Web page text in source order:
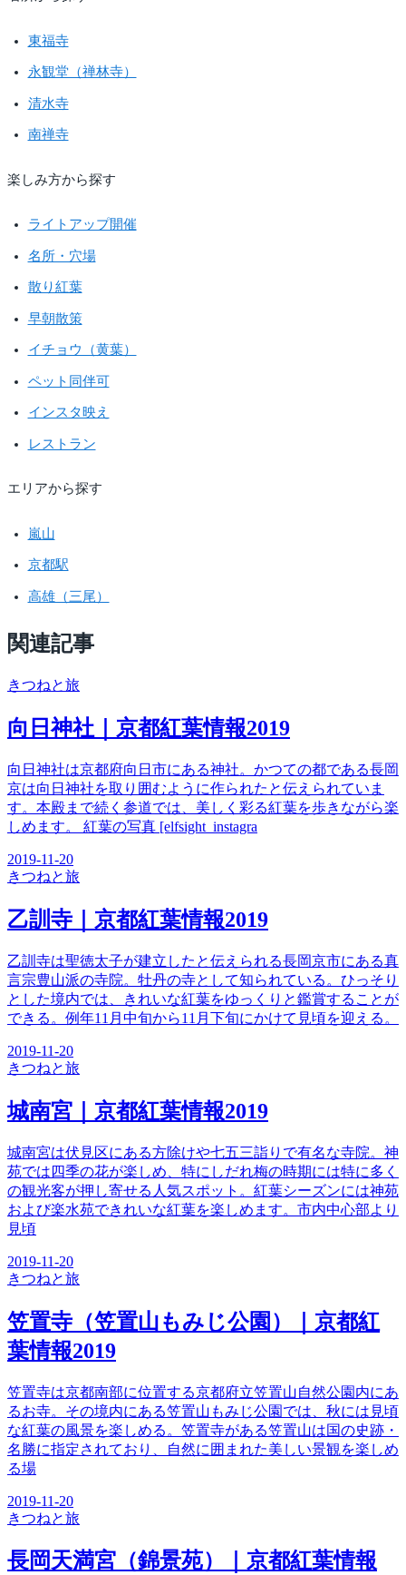
東福寺
永観堂（禅林寺）
清水寺
南禅寺
楽しみ方から探す
ライトアップ開催
名所・穴場
散り紅葉
早朝散策
イチョウ（黄葉）
ペット同伴可
インスタ映え
レストラン
エリアから探す
嵐山
京都駅
高雄（三尾）
関連記事
きつねと旅
向日神社｜京都紅葉情報2019
向日神社は京都府向日市にある神社。かつての都である長岡
京は向日神社を取り囲むように作られたと伝えられていま
す。本殿まで続く参道では、美しく彩る紅葉を歩きながら楽
しめます。 紅葉の写真 [elfsight_instagra
2019-11-20
きつねと旅
乙訓寺｜京都紅葉情報2019
乙訓寺は聖徳太子が建立したと伝えられる長岡京市にある真
言宗豊山派の寺院。牡丹の寺として知られている。ひっそり
とした境内では、きれいな紅葉をゆっくりと鑑賞することが
できる。例年11月中旬から11月下旬にかけて見頃を迎える。
2019-11-20
きつねと旅
城南宮｜京都紅葉情報2019
城南宮は伏見区にある方除けや七五三詣りで有名な寺院。神
苑では四季の花が楽しめ、特にしだれ梅の時期には特に多く
の観光客が押し寄せる人気スポット。紅葉シーズンには神苑
および楽水苑できれいな紅葉を楽しめます。市内中心部より
見頃
2019-11-20
きつねと旅
笠置寺（笠置山もみじ公園）｜京都紅
葉情報2019
笠置寺は京都南部に位置する京都府立笠置山自然公園内にあ
るお寺。その境内にある笠置山もみじ公園では、秋には見頃
な紅葉の風景を楽しめる。笠置寺がある笠置山は国の史跡・
名勝に指定されており、自然に囲まれた美しい景観を楽しめ
る場
2019-11-20
きつねと旅
長岡天満宮（錦景苑）｜京都紅葉情報